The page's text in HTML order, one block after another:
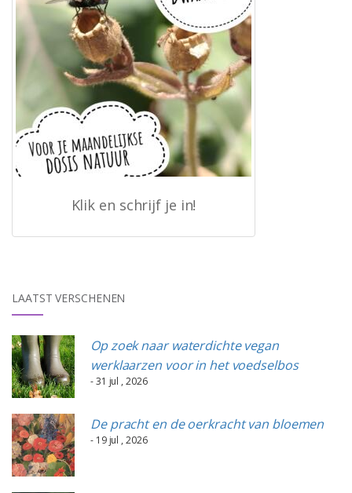
Klik en schrijf je in!
LAATST VERSCHENEN
Op zoek naar waterdichte vegan
werklaarzen voor in het voedselbos
- 31 jul , 2026
De pracht en de oerkracht van bloemen
- 19 jul , 2026